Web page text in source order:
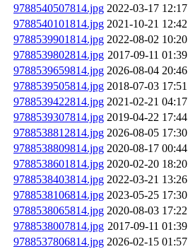
9788540507814.jpg 2022-03-17 12:17
9788540101814.jpg 2021-10-21 12:42
9788539901814.jpg 2022-08-02 10:20
9788539802814.jpg 2017-09-11 01:39
9788539659814.jpg 2026-08-04 20:46
9788539505814.jpg 2018-07-03 17:51
9788539422814.jpg 2021-02-21 04:17
9788539307814.jpg 2019-04-22 17:44
9788538812814.jpg 2026-08-05 17:30
9788538809814.jpg 2020-08-17 00:44
9788538601814.jpg 2020-02-20 18:20
9788538403814.jpg 2022-03-21 13:26
9788538106814.jpg 2023-05-25 17:30
9788538065814.jpg 2020-08-03 17:22
9788538007814.jpg 2017-09-11 01:39
9788537806814.jpg 2026-02-15 01:57